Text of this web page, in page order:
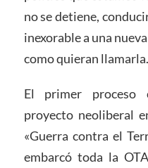
no se detiene,
inexorable a una
como quieran llamarla.
El primer proceso
proyecto neoliberal
«Guerra contra el
embarcó toda la